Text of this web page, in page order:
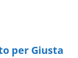
per Giusta